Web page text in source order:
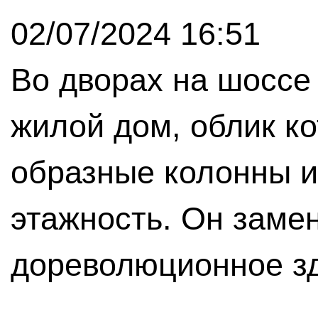
02/07/2024 16:51
Во дворах на
жилой дом, облик
образные колонны
этажность. Он
дореволюционное